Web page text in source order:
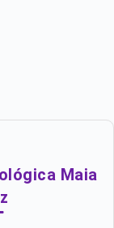
Maia